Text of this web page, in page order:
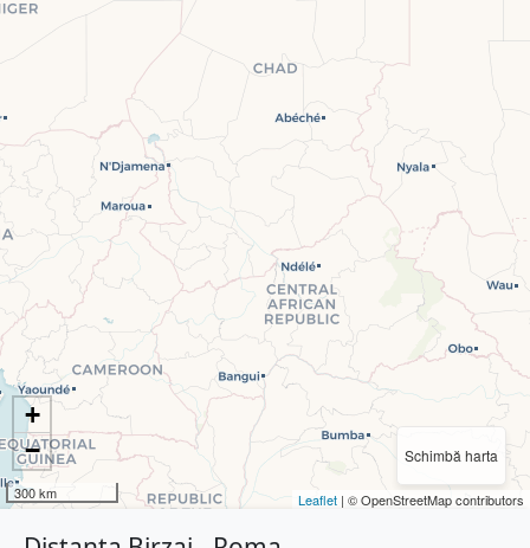
Schimbă harta
+
−
300 km Leaflet | © OpenStreetMap contributors